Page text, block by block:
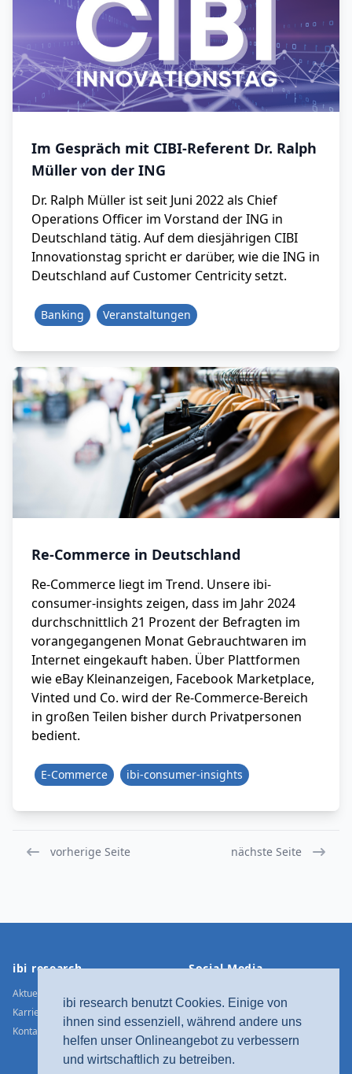
ibi research benutzt Cookies. Einige von
ihnen sind essenziell, während andere uns
helfen unser Onlineangebot zu verbessern
und wirtschaftlich zu betreiben.
Im Gespräch mit CIBI-Referent Dr. Ralph
Müller von der ING
Dr. Ralph Müller ist seit Juni 2022 als Chief
Operations Officer im Vorstand der ING in
Deutschland tätig. Auf dem diesjährigen CIBI
Innovationstag spricht er darüber, wie die ING in
Deutschland auf Customer Centricity setzt.
Banking Veranstaltungen
Re-Commerce in Deutschland
Re-Commerce liegt im Trend. Unsere ibi-
consumer-insights zeigen, dass im Jahr 2024
durchschnittlich 21 Prozent der Befragten im
vorangegangenen Monat Gebrauchtwaren im
Internet eingekauft haben. Über Plattformen
wie eBay Kleinanzeigen, Facebook Marketplace,
Vinted und Co. wird der Re-Commerce-Bereich
in großen Teilen bisher durch Privatpersonen
bedient.
E-Commerce ibi-consumer-insights
vorherige Seite nächste Seite
ibi research
Aktuelle Meldungen
Karriere
Kontakt / Anfahrt
Social Media
YouTube